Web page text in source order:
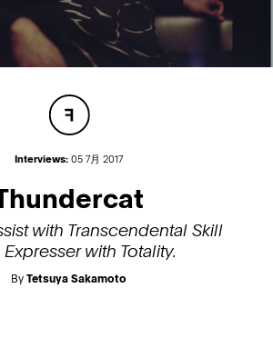
Interviews: 05 7月 2017
with Transcendental Skill
with Totality.
ByTetsuya Sakamoto